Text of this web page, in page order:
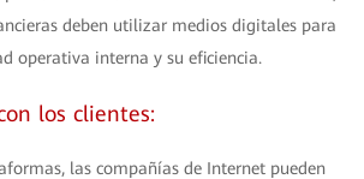
deben utilizar medios digitales para
operativa interna y su eficiencia.
los clientes:
las compañías de Internet pueden